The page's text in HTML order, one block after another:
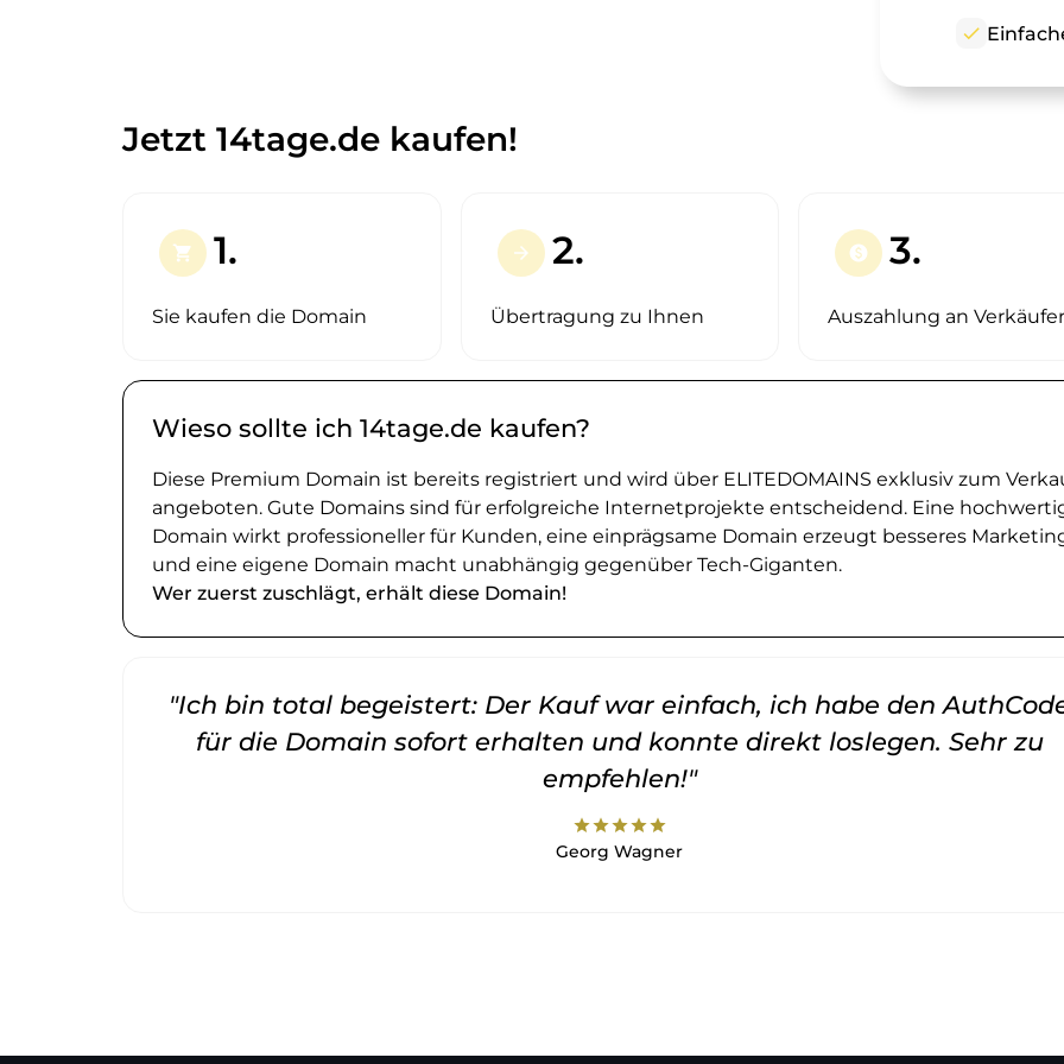
check
Jetzt 14tage.de kaufen!
shopping_cart 1.
Sie kaufen die Domain
arrow_forward 2.
Übertragung zu Ihnen
paid 3.
Auszahlung an Verkäufer
Wieso sollte ich 14tage.de kaufen?
Diese Premium Domain ist bereits registriert und wird über ELITEDOMAINS exklusiv zum
angeboten. Gute Domains sind für erfolgreiche Internetprojekte entscheidend. Eine
Domain wirkt professioneller für Kunden, eine einprägsame Domain erzeugt besseres
und eine eigene Domain macht unabhängig gegenüber Tech-Giganten.
Wer zuerst zuschlägt, erhält diese Domain!
"Ich bin total begeistert: Der Kauf war einfach, ich habe den
für die Domain sofort erhalten und konnte direkt loslegen. Sehr zu
empfehlen!"
starstarstarstarstar
Georg Wagner